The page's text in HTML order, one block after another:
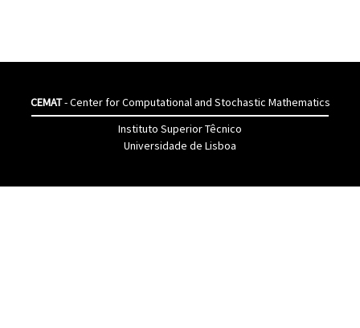
CEMAT- Center for Computational and Stochastic Mathematics
Instituto Superior Têcnico
Universidade de Lisboa